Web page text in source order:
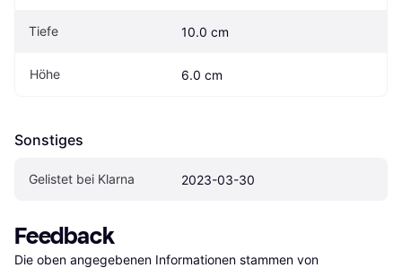
Tiefe 10.0 cm
Höhe 6.0 cm
Sonstiges
Gelistet bei Klarna 2023-03-30
Feedback
Die oben angegebenen Informationen stammen von